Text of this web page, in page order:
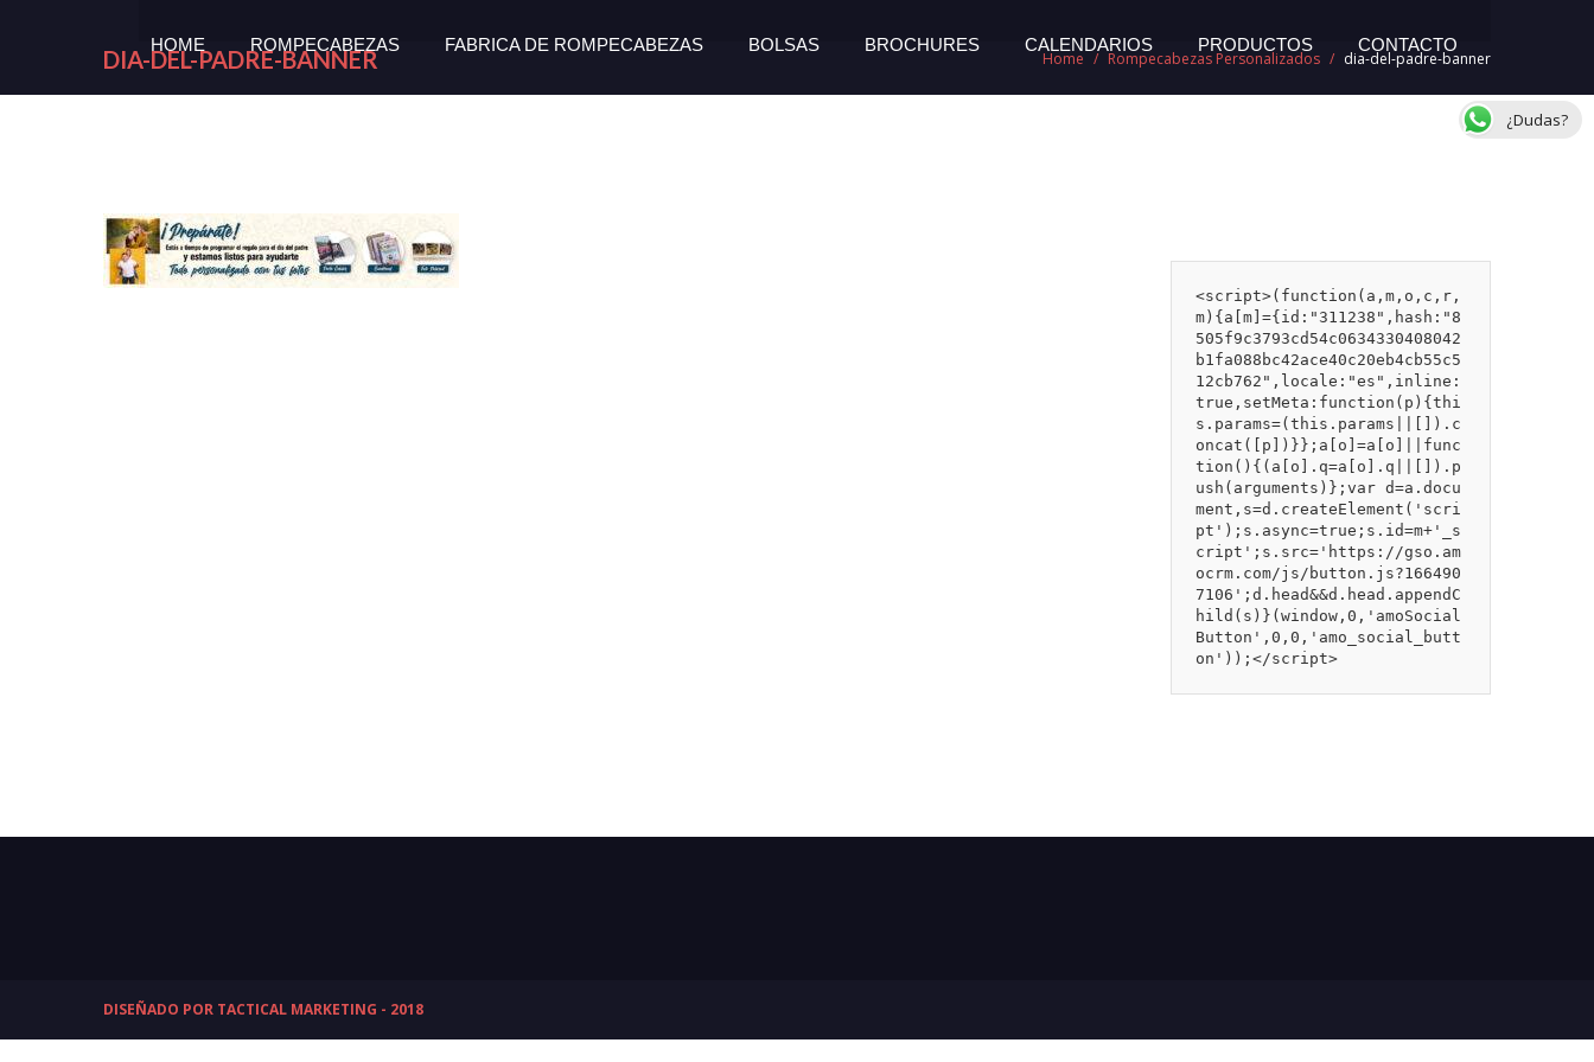
HOME ROMPECABEZAS FABRICA DE ROMPECABEZAS BOLSAS BROCHURES CALENDARIOS PRODUCTOS CONTACTO
DIA-DEL-PADRE-BANNER Home / Rompecabezas Personalizados / dia-del-padre-banner
<script>(function(a,m,o,c,r,
m){a[m]={id:"311238",hash:"8
505f9c3793cd54c0634330408042
b1fa088bc42ace40c20eb4cb55c5
12cb762",locale:"es",inline:
true,setMeta:function(p){thi
s.params=(this.params||[]).c
oncat([p])}};a[o]=a[o]||func
tion(){(a[o].q=a[o].q||[]).p
ush(arguments)};var d=a.docu
ment,s=d.createElement('scri
pt');s.async=true;s.id=m+'_s
cript';s.src='https://gso.am
ocrm.com/js/button.js?166490
7106';d.head&&d.head.appendC
hild(s)}(window,0,'amoSocial
Button',0,0,'amo_social_butt
on'));</script>
DISEÑADO POR TACTICAL MARKETING - 2018
¿Dudas?